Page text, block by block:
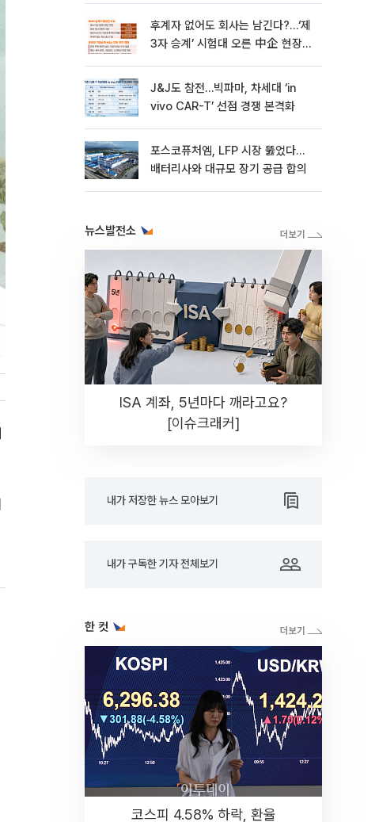
후계자 없어도 회사는 남긴다?…‘제
3자 승계’ 시험대 오른 中企 현장
J&J도 참전…빅파마, 차세대 ‘in
vivo CAR-T’ 선점 경쟁 본격화
포스코퓨처엠, LFP 시장 뚫었다…
배터리사와 대규모 장기 공급 합의
뉴스발전소
ISA 계좌, 5년마다 깨라고요?
[이슈크래커]
내가 저장한 뉴스 모아보기
내가 구독한 기자 전체보기
한 컷
코스피 4.58% 하락, 환율